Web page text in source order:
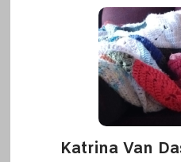
Katrina Van